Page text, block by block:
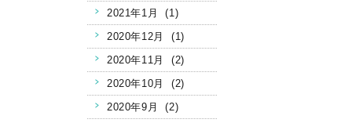
2021年1月 (1)
2020年12月 (1)
2020年11月 (2)
2020年10月 (2)
2020年9月 (2)